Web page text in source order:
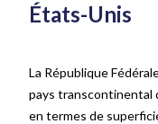
États-Unis
La République
pays transcontinental
en termes de